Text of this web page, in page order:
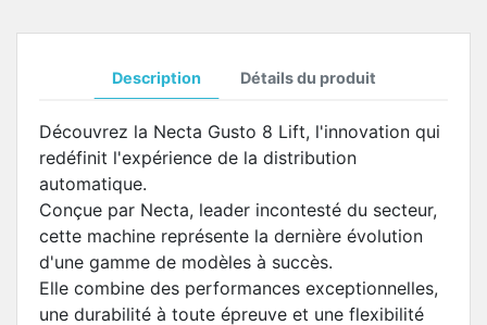
Description Détails du produit
Découvrez la Necta Gusto 8 Lift, l'innovation qui
redéfinit l'expérience de la distribution
automatique.
Conçue par Necta, leader incontesté du secteur,
cette machine représente la dernière évolution
d'une gamme de modèles à succès.
Elle combine des performances exceptionnelles,
une durabilité à toute épreuve et une flexibilité